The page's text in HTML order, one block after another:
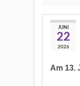
JUNI
22
2026
Am 13.